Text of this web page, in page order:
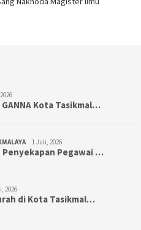
Kota Tasikmal…
1 Juli, 2026
Penyekapan Pegawai …
2026
di Kota Tasikmal…